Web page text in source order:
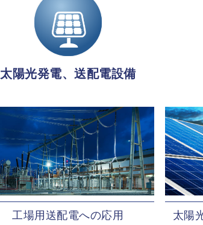
太陽光発電、送配電設備
工場用送配電への応用 太陽